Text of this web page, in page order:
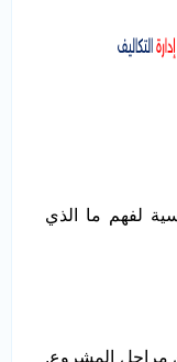
لفهم ما الذي
مراحل المشروع.